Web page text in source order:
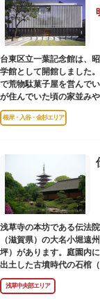
台東区立一葉記念館は、
学館として開館しました
で荒物駄菓子屋を営んで
が住んでいた頃の家並み
根岸・入谷・金杉エリア
浅草寺の本坊である伝法
（滋賀県）の大名小堀遠
坪）があります。庭園内
出土した古墳時代の石棺
が、不定期で特別公開さ
浅草中央部エリア